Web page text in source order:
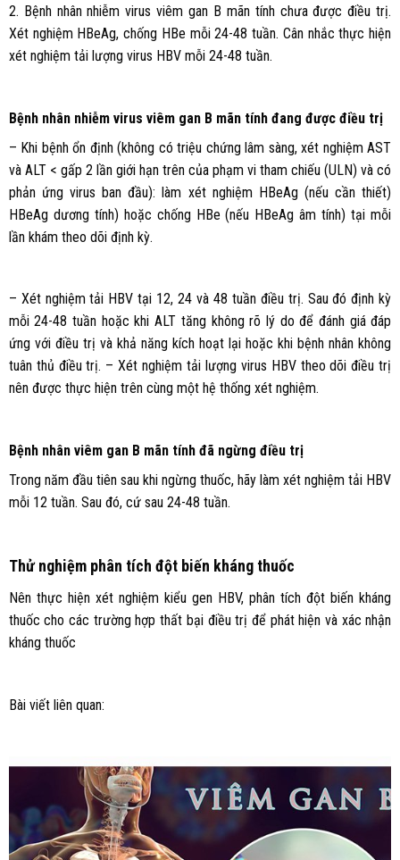
2. Bệnh nhân nhiễm virus viêm gan B mãn tính chưa được điều trị.
Xét nghiệm HBeAg, chống HBe mỗi 24-48 tuần. Cân nhắc thực hiện
xét nghiệm tải lượng virus HBV mỗi 24-48 tuần.
Bệnh nhân nhiễm virus viêm gan B mãn tính đang được điều trị
– Khi bệnh ổn định (không có triệu chứng lâm sàng, xét nghiệm AST
và ALT < gấp 2 lần giới hạn trên của phạm vi tham chiếu (ULN) và có
phản ứng virus ban đầu): làm xét nghiệm HBeAg (nếu cần thiết)
HBeAg dương tính) hoặc chống HBe (nếu HBeAg âm tính) tại mỗi
lần khám theo dõi định kỳ.
– Xét nghiệm tải HBV tại 12, 24 và 48 tuần điều trị. Sau đó định kỳ
mỗi 24-48 tuần hoặc khi ALT tăng không rõ lý do để đánh giá đáp
ứng với điều trị và khả năng kích hoạt lại hoặc khi bệnh nhân không
tuân thủ điều trị. – Xét nghiệm tải lượng virus HBV theo dõi điều trị
nên được thực hiện trên cùng một hệ thống xét nghiệm.
Bệnh nhân viêm gan B mãn tính đã ngừng điều trị
Trong năm đầu tiên sau khi ngừng thuốc, hãy làm xét nghiệm tải HBV
mỗi 12 tuần. Sau đó, cứ sau 24-48 tuần.
Thử nghiệm phân tích đột biến kháng thuốc
Nên thực hiện xét nghiệm kiểu gen HBV, phân tích đột biến kháng
thuốc cho các trường hợp thất bại điều trị để phát hiện và xác nhận
kháng thuốc
Bài viết liên quan: